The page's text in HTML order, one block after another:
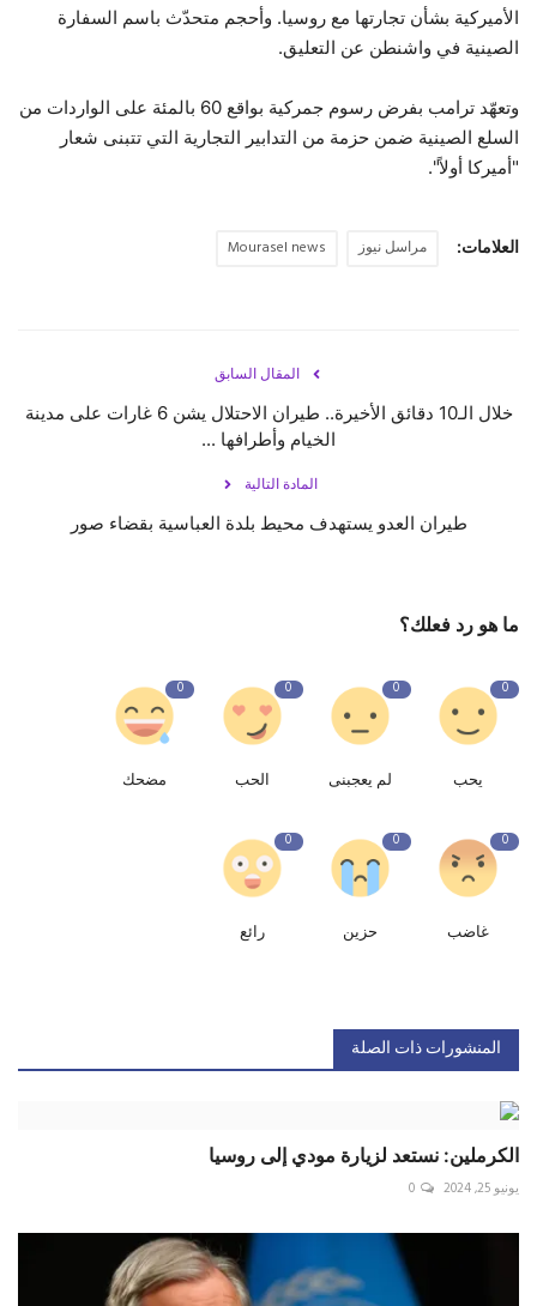
الأميركية بشأن تجارتها مع روسيا. وأحجم متحدّث باسم السفارة
الصينية في واشنطن عن التعليق.
وتعهّد ترامب بفرض رسوم جمركية بواقع 60 بالمئة على الواردات من
السلع الصينية ضمن حزمة من التدابير التجارية التي تتبنى شعار
"أميركا أولاً".
العلامات: مراسل نيوز Mourasel news
المقال السابق
خلال الـ10 دقائق الأخيرة.. طيران الاحتلال يشن 6 غارات على مدينة
الخيام وأطرافها ...
المادة التالية
طيران العدو يستهدف محيط بلدة العباسية بقضاء صور
ما هو رد فعلك؟
0
يحب
0
لم يعجبنى
0
الحب
0
مضحك
0
غاضب
0
حزين
0
رائع
المنشورات ذات الصلة
الكرملين: نستعد لزيارة مودي إلى روسيا
يونيو 25, 2024 0